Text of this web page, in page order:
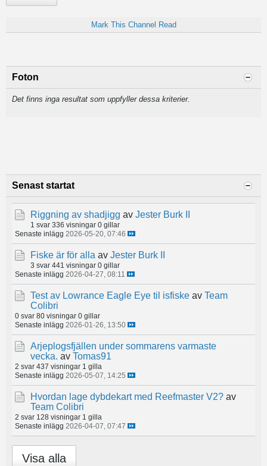
Mark This Channel Read
Foton
Det finns inga resultat som uppfyller dessa kriterier.
Senast startat
Riggning av shadjigg av Jester Burk II
1 svar 336 visningar 0 gillar
Senaste inlägg 2026-05-20, 07:46
Fiske är för alla av Jester Burk II
3 svar 441 visningar 0 gillar
Senaste inlägg 2026-04-27, 08:11
Test av Lowrance Eagle Eye til isfiske av Team
Colibri
0 svar 80 visningar 0 gillar
Senaste inlägg 2026-01-26, 13:50
Arjeplogsfjällen under sommarens varmaste
vecka. av Tomas91
2 svar 437 visningar 1 gilla
Senaste inlägg 2026-05-07, 14:25
Hvordan lage dybdekart med Reefmaster V2? av
Team Colibri
2 svar 128 visningar 1 gilla
Senaste inlägg 2026-04-07, 07:47
Visa alla